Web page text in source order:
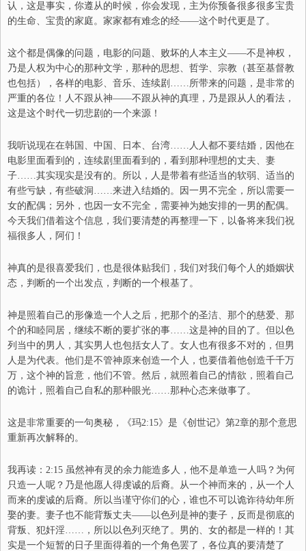
认，这是事实， 你遵从的时候，你会发现 ， 主为你预备很多很多宝贵
的生命、 宝贵的家庭。家家都有难念的经——这个时代更是了。
这个都是偶像的问题，电影的问题、 败坏的人本主义——不是神权，
乃是人权为中心的那种文学，那种的思想、 哲学、 宗教 （甚至基督教
也包括） ，各样的电影、 音乐、 连续剧 ……所带来的问题，是非常的
严重的各位 ！ 人不跟从神——不跟从神的真理，乃是跟从人的看法，
这是这个时代一切悲剧的一个来源 ！
我听说现在在韩国 、 中国 、 日本、 台湾……人人都不要结婚，因他在
电影里面看到的，连续剧里面看到的， 看到 那种理想的丈夫、 妻
子……其实现实是没有的。 所以， 人是带着有些适当的软弱、 适当的
有些亏缺，有些破洞 ……来进入结婚的。因一男不完全，所以需要一
女的配偶 ； 另外， 也因一女不完全，需要神为她安排的一男的配偶。
今天我们借着这个信息， 我们要清楚的再整理一下，以备将来我们祝
福很多人，阿们！
神真的是很喜爱我们，也是很体贴我们，我们对我们每个人的婚姻状
态，判断的一个出发点，判断的一个根基了。
神是照着自己的形像造一个人之后，把那个的圣洁、 那个的慈爱、 那
个的和睦同居，继续不断的要扩张的事……这是神的目的了。但以色
列当中的男人，其实男人也包括女人了。女人也有很多不对的， 但男
人是为代表。他们是不管神原来创造一个人，也要借着他创造千千万
万，这个神的 旨意 ， 他们不管。然后，就照着自己的情欲 ， 照着自己
的诡计，照着自己自私的那种眼光……那种心态来做事了。
这是非常重要的一句奥秘，《玛2:15》是《创世记》第2章的那个意思
重新再次解释的。
我再读： 2:15 虽然神有灵的余力能造多人，他不是单造一人吗？为何
只造一人呢？乃是他愿人得虔诚的后裔。 从一个神而来的，从一个人
而来的虔诚的后裔。 所以当谨守你们的心，谁也不可以诡诈待幼年所
娶的妻。 妻子也不能背叛丈夫——以色列是神的妻子，反而是彻底的
背叛、 犯奸淫…… ，所以 以色列 灭绝了。男的、 女的都是一样的 ！ 其
实是一个短暂的日子里面得着的一个角色罢了，各位真的要清楚了